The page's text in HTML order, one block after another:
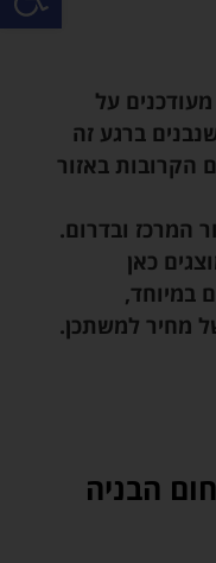
על
ברגע זה
הקרובות באזור
ובדרום.
כאן
במיוחד,
מחיר למשתכן.
הבניה